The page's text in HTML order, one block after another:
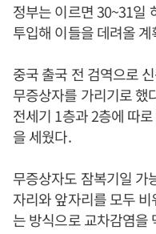
정부는 이르면 30~31일
투입해 이들을 데려올
중국 출국 전 검역으로
무증상자를 가리기로 했
전세기 1층과 2층에 따
을 세웠다.
무증상자도 잠복기일 가
자리와 앞자리를 모두
는 방식으로 교차감염을